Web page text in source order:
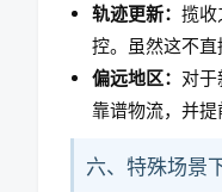
轨迹更新： 揽收
控。虽然这不直
偏远地区： 对
靠谱物流，并提
六、特殊场景